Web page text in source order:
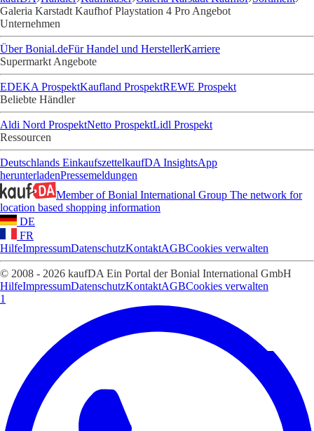
Galeria Karstadt Kaufhof Playstation 4 Pro Angebot
Unternehmen
Über Bonial.deFür Handel und HerstellerKarriere
Supermarkt Angebote
EDEKA ProspektKaufland ProspektREWE Prospekt
Beliebte Händler
Aldi Nord ProspektNetto ProspektLidl Prospekt
Ressourcen
Deutschlands EinkaufszettelkaufDA InsightsApp
herunterladenPressemeldungen
Member of Bonial International Group The network for
location based shopping information
DE
FR
HilfeImpressumDatenschutzKontaktAGBCookies verwalten
© 2008 - 2026 kaufDA Ein Portal der Bonial International GmbH
HilfeImpressumDatenschutzKontaktAGBCookies verwalten
1